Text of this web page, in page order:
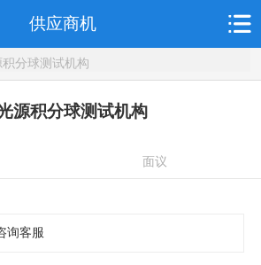
供应商机
分球测试机构
源积分球测试机构
面议
询客服